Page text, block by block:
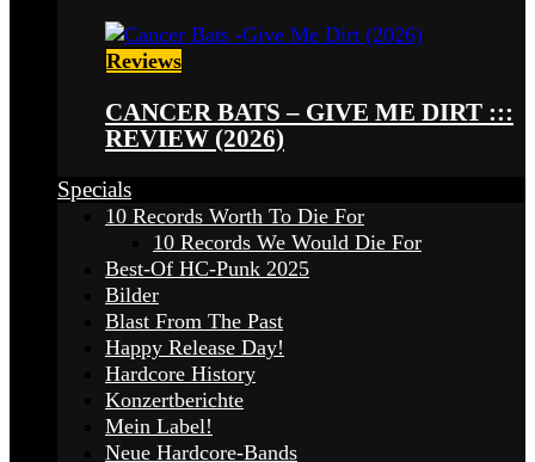
Reviews
CANCER BATS – GIVE ME DIRT :::
REVIEW (2026)
Specials
10 Records Worth To Die For
10 Records We Would Die For
Best-Of HC-Punk 2025
Bilder
Blast From The Past
Happy Release Day!
Hardcore History
Konzertberichte
Mein Label!
Neue Hardcore-Bands